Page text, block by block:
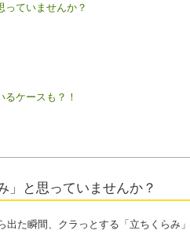
っていませんか？
るケースも？！
」と思っていませんか？
た瞬間、クラっとする「立ちくらみ」